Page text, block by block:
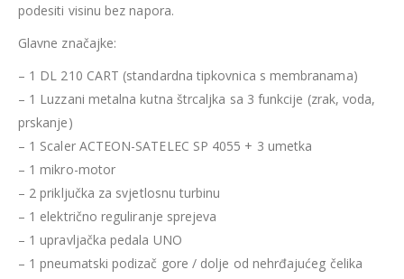
podesiti visinu bez napora.
Glavne značajke:
– 1 DL 210 CART (standardna tipkovnica s membranama)
– 1 Luzzani metalna kutna štrcaljka sa 3 funkcije (zrak, voda,
prskanje)
– 1 Scaler ACTEON-SATELEC SP 4055 + 3 umetka
– 1 mikro-motor
– 2 priključka za svjetlosnu turbinu
– 1 električno reguliranje sprejeva
– 1 upravljačka pedala UNO
– 1 pneumatski podizač gore / dolje od nehrđajućeg čelika